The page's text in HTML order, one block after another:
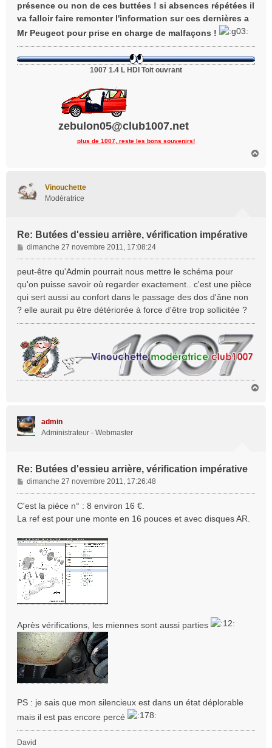
e
présence ou non de ces buttées ! si absences répétées il
va falloir faire remonter l'information sur ces dernières a
Mr Peugeot pour prise en charge de malfaçons !
1007 1.4 L HDI Toit ouvrant
zebulon05@club1007.net
plus de 1007, reste les bons souvenirs!
Vinouchette
Modératrice
Re: Butées d'essieu arrière, vérification impérative
M
e
s
s
g
e
dimanche 27 novembre 2011, 17:08:24
peut-être qu'Admin pourrait nous mettre le schéma pour
qu'on puisse savoir où regarder exactement.. c'est une pièce
qui sert aussi au confort dans le passage des dos d'âne non
? elle aurait pu être détériorée à force d'être trop sollicitée ?
admin
Administrateur - Webmaster
Re: Butées d'essieu arrière, vérification impérative
M
e
s
e
dimanche 27 novembre 2011, 17:26:48
C'est la pièce n° : 8 environ 16 €.
La ref est pour une monte en 16 pouces et avec disques AR.
Après vérifications, les miennes sont aussi parties
PS : je sais que mon silencieux est dans un état déplorable
mais il est pas encore percé
David